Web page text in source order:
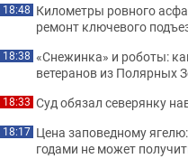
18:48 Километры ровного
ремонт ключевого
18:38 «Снежинка» и роботы:
ветеранов из Полярных
18:33 Суд обязал северянку
18:17 Цена заповедному
годами не может